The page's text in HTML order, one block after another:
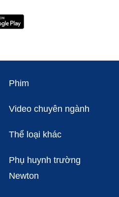
Phim
Video chuyên ngành
Thể loại khác
Phụ huynh trường
Newton